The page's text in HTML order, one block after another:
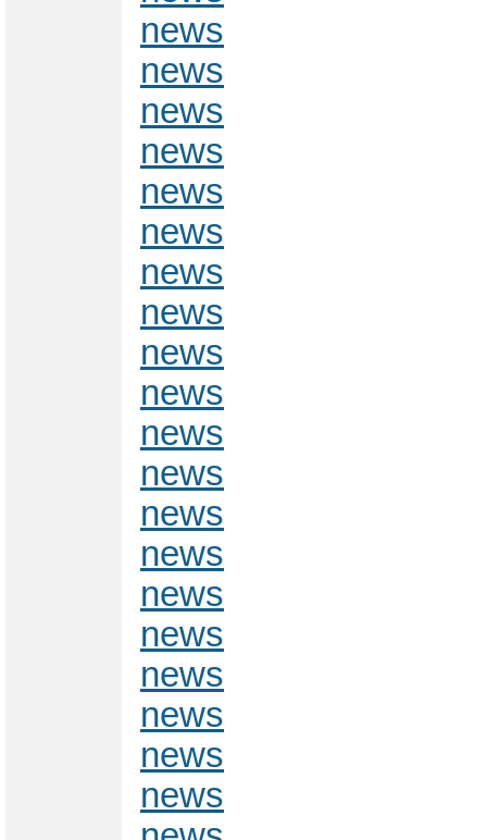
news
news
news
news
news
news
news
news
news
news
news
news
news
news
news
news
news
news
news
news